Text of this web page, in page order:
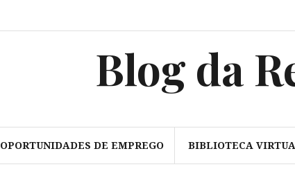
Blog da
OPORTUNIDADES DE EMPREGO BIBLIOTECA